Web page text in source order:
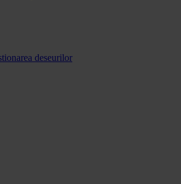
deseurilor